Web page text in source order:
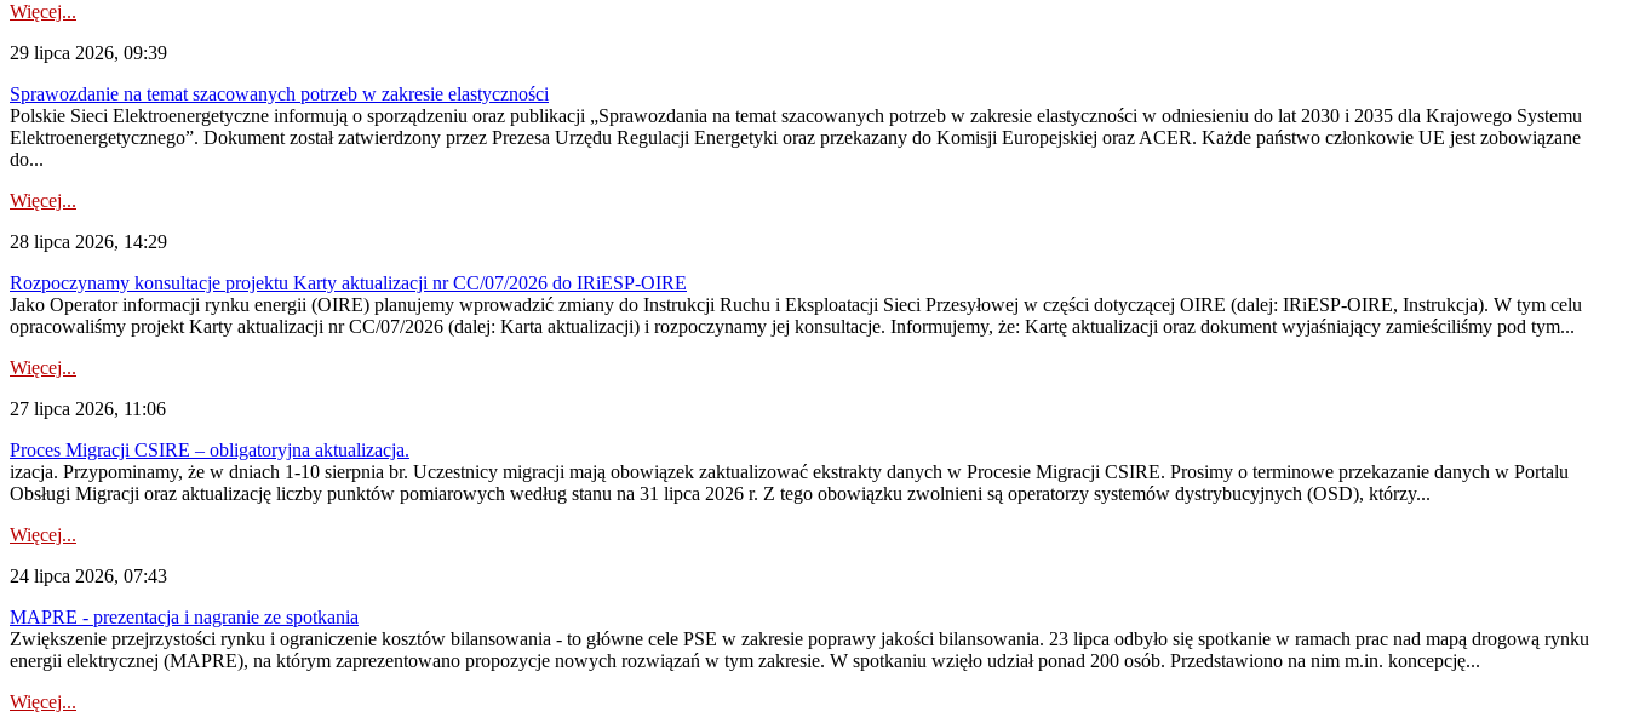
Więcej...
29 lipca 2026, 09:39
Sprawozdanie na temat szacowanych potrzeb w zakresie elastyczności
Polskie Sieci Elektroenergetyczne informują o sporządzeniu oraz publikacji „Sprawozdania na temat szacowanych potrzeb w zakresie elastyczności w odniesieniu do lat 2030 i 2035 dla Krajowego Systemu
Elektroenergetycznego”. Dokument został zatwierdzony przez Prezesa Urzędu Regulacji Energetyki oraz przekazany do Komisji Europejskiej oraz ACER. Każde państwo członkowie UE jest zobowiązane
do...
Więcej...
28 lipca 2026, 14:29
Rozpoczynamy konsultacje projektu Karty aktualizacji nr CC/07/2026 do IRiESP-OIRE
Jako Operator informacji rynku energii (OIRE) planujemy wprowadzić zmiany do Instrukcji Ruchu i Eksploatacji Sieci Przesyłowej w części dotyczącej OIRE (dalej: IRiESP-OIRE, Instrukcja). W tym celu
opracowaliśmy projekt Karty aktualizacji nr CC/07/2026 (dalej: Karta aktualizacji) i rozpoczynamy jej konsultacje. Informujemy, że: Kartę aktualizacji oraz dokument wyjaśniający zamieściliśmy pod tym...
Więcej...
27 lipca 2026, 11:06
Proces Migracji CSIRE – obligatoryjna aktualizacja.
izacja. Przypominamy, że w dniach 1-10 sierpnia br. Uczestnicy migracji mają obowiązek zaktualizować ekstrakty danych w Procesie Migracji CSIRE. Prosimy o terminowe przekazanie danych w Portalu
Obsługi Migracji oraz aktualizację liczby punktów pomiarowych według stanu na 31 lipca 2026 r. Z tego obowiązku zwolnieni są operatorzy systemów dystrybucyjnych (OSD), którzy...
Więcej...
24 lipca 2026, 07:43
MAPRE - prezentacja i nagranie ze spotkania
Zwiększenie przejrzystości rynku i ograniczenie kosztów bilansowania - to główne cele PSE w zakresie poprawy jakości bilansowania. 23 lipca odbyło się spotkanie w ramach prac nad mapą drogową rynku
energii elektrycznej (MAPRE), na którym zaprezentowano propozycje nowych rozwiązań w tym zakresie. W spotkaniu wzięło udział ponad 200 osób. Przedstawiono na nim m.in. koncepcję...
Więcej...